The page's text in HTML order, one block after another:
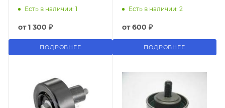
(Y51)NISSAN: NP300
NAVARA
Есть в наличии: 1
от1 300 ₽
ПОДРОБНЕЕ
85470UB (55mm)
Есть в наличии: 2
от600 ₽
ПОДРОБНЕЕ